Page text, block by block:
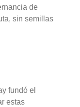
de
sin semillas
fundó el
estas